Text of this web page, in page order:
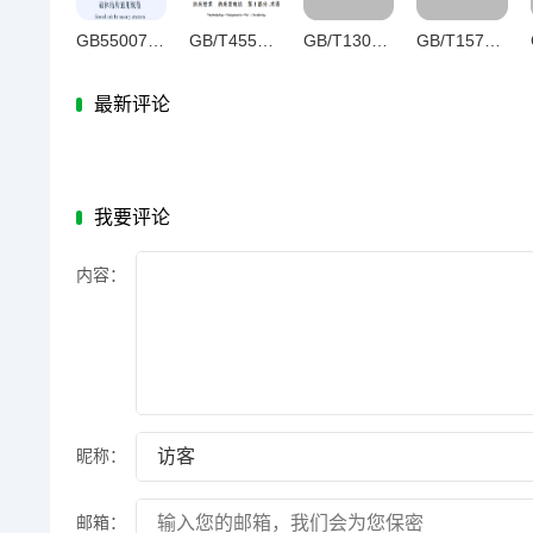
GB/T13074-2024血液净化术语
最新评论
我要评论
内容：
昵称：
邮箱：